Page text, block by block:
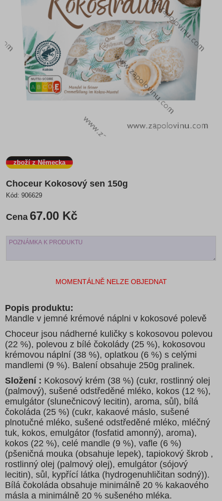
zboží z Německa
Choceur Kokosový sen 150g
Kód: 906629
Cena 67.00 Kč
MOMENTÁLNĚ NELZE OBJEDNAT
Popis produktu:
Mandle v jemné krémové náplni v kokosové polevě
Choceur jsou nádherné kuličky s kokosovou polevou
(22 %), polevou z bílé čokolády (25 %), kokosovou
krémovou náplní (38 %), oplatkou (6 %) s celými
mandlemi (9 %). Balení obsahuje 250g pralinek.
Složení : Kokosový krém (38 %) (cukr, rostlinný olej
(palmový), sušené odstředěné mléko, kokos (12 %),
emulgátor (slunečnicový lecitin), aroma, sůl), bílá
čokoláda (25 %) (cukr, kakaové máslo, sušené
plnotučné mléko, sušené odstředěné mléko, mléčný
tuk, kokos, emulgátor (fosfatid amonný), aroma),
kokos (22 %), celé mandle (9 %), vafle (6 %)
(pšeničná mouka (obsahuje lepek), tapiokový škrob ,
rostlinný olej (palmový olej), emulgátor (sójový
lecitin), sůl, kypřící látka (hydrogenuhličitan sodný)).
Bílá čokoláda obsahuje minimálně 20 % kakaového
másla a minimálně 20 % sušeného mléka.